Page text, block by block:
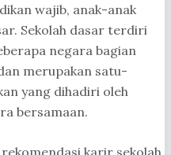
wajib, anak-anak
Sekolah dasar terdiri
negara bagian
merupakan satu-
yang dihadiri oleh
bersamaan.
karir sekolah